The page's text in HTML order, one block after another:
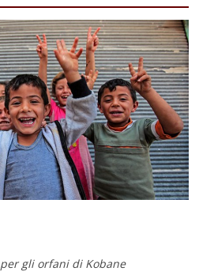
per gli orfani di Kobane